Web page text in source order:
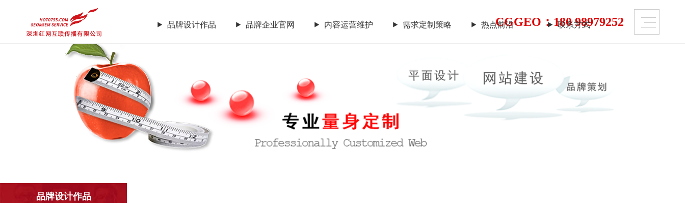
CGGEO：180 98979252
品牌企业官网 内容运营维护 需求定制策略
品牌设计作品 品牌企业官网 内容运营维护 需求定制策略 热点前沿 联系方式
CGGEO：180 98979252
品牌设计作品